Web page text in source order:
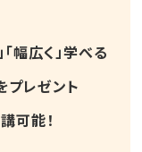
幅広く」学べる
レゼント
可能！